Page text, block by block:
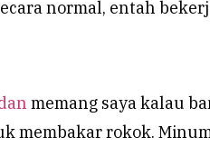
normal, entah
memang saya kalau
membakar rokok.